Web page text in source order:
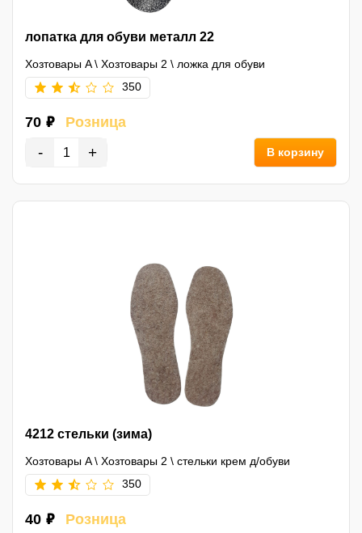
лопатка для обуви металл 22
Хозтовары A\ Хозтовары 2 \ ложка для обуви
350
70 ₽ Розница
- + В корзину
4212 стельки (зима)
Хозтовары A\ Хозтовары 2 \ стельки крем д/обуви
350
40 ₽ Розница